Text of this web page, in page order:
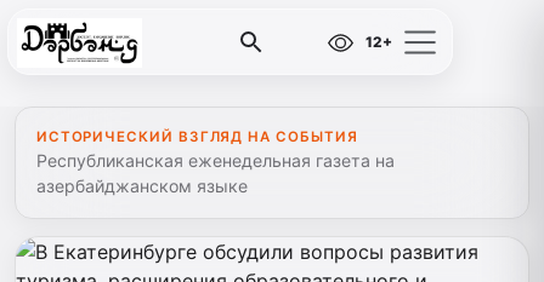
12+
ИСТОРИЧЕСКИЙ ВЗГЛЯД НА СОБЫТИЯ
Республиканская еженедельная газета на
азербайджанском языке